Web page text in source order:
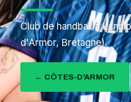
Club de handball à
d'Armor, Bretagne).
← CÔTES-D'ARMOR